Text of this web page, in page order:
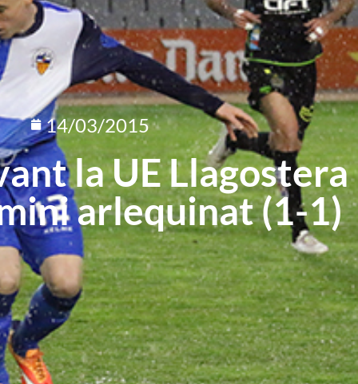
14/03/2015
la UE Llagostera
arlequinat (1-1)